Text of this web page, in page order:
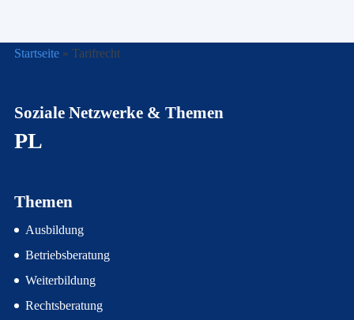
Startseite» Tarifrecht
Soziale Netzwerke & Themen
PL
Themen
Ausbildung
Betriebsberatung
Weiterbildung
Rechtsberatung